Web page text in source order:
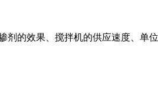
的效果、搅拌机的供应速度、单